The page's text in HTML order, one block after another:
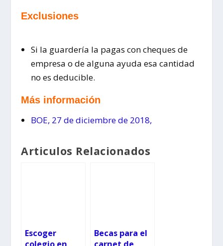
Exclusiones
Si la guardería la pagas con cheques de
empresa o de alguna ayuda esa cantidad
no es deducible.
Más información
BOE, 27 de diciembre de 2018,
Articulos Relacionados
Escoger
Becas para el